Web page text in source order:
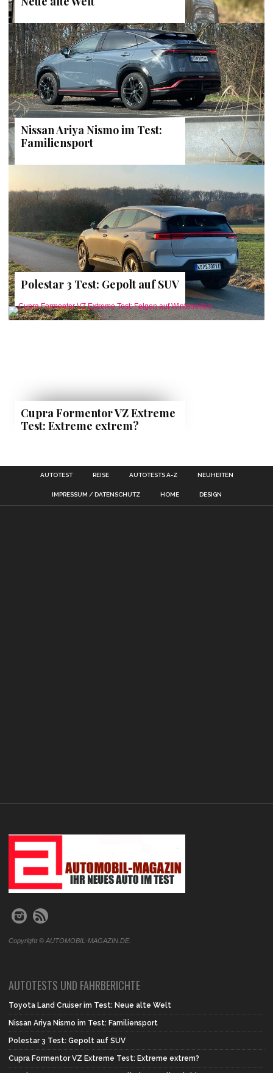
Nissan Ariya Nismo im Test:
Familiensport
Polestar 3 Test: Gepolt auf SUV
Cupra Formentor VZ Extreme
Test: Extreme extrem?
AUTOTEST REISE AUTOTESTS A-Z NEUHEITEN
IMPRESSUM / DATENSCHUTZ HOME DESIGN
.
Copyright © AUTOMOBIL-MAGAZIN.DE.
AUTOTESTS UND FAHRBERICHTE
Toyota Land Cruiser im Test: Neue alte Welt
Nissan Ariya Nismo im Test: Familiensport
Polestar 3 Test: Gepolt auf SUV
Cupra Formentor VZ Extreme Test: Extreme extrem?